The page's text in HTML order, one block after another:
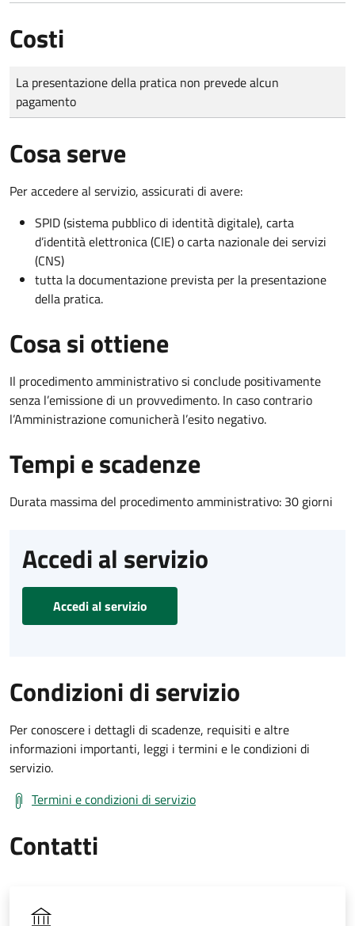
Costi
Tipo di pagamento
Importo
La presentazione della pratica non prevede alcun
pagamento
Cosa serve
Per accedere al servizio, assicurati di avere:
SPID (sistema pubblico di identità digitale), carta
d’identità elettronica (CIE) o carta nazionale dei servizi
(CNS)
tutta la documentazione prevista per la presentazione
della pratica.
Cosa si ottiene
Il procedimento amministrativo si conclude positivamente
senza l’emissione di un provvedimento. In caso contrario
l’Amministrazione comunicherà l’esito negativo.
Tempi e scadenze
Durata massima del procedimento amministrativo: 30 giorni
Accedi al servizio
Accedi al servizio
Condizioni di servizio
Per conoscere i dettagli di scadenze, requisiti e altre
informazioni importanti, leggi i termini e le condizioni di
servizio.
Termini e condizioni di servizio
Contatti